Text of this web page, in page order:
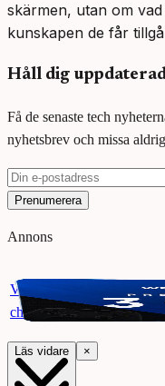
skärmen, utan om
kunskapen de får
Håll dig
Få de senaste tech
nyhetsbrev och missa
Prenumerera
Annons
Vinn ett presentkort på
chansen att vinna 3000 kr.
Läs vidare ×